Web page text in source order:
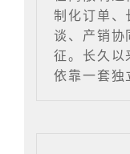
制化订单、
谈、产销协
征。长久以
依靠一套